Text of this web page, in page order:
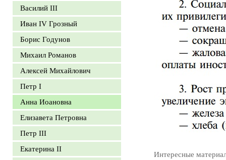
Василий III
Иван IV Грозный
Борис Годунов
Михаил Романов
Алексей Михайлович
Петр I
Анна Иоановна
Елизавета Петровна
Петр III
Екатерина II
Интересные